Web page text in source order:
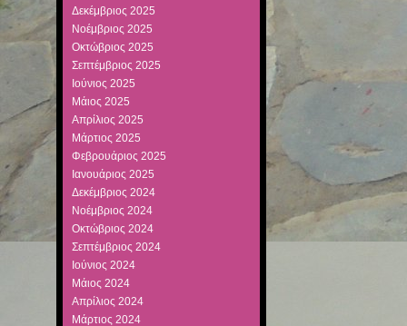
Δεκέμβριος 2025
Νοέμβριος 2025
Οκτώβριος 2025
Σεπτέμβριος 2025
Ιούνιος 2025
Μάιος 2025
Απρίλιος 2025
Μάρτιος 2025
Φεβρουάριος 2025
Ιανουάριος 2025
Δεκέμβριος 2024
Νοέμβριος 2024
Οκτώβριος 2024
Σεπτέμβριος 2024
Ιούνιος 2024
Μάιος 2024
Απρίλιος 2024
Μάρτιος 2024